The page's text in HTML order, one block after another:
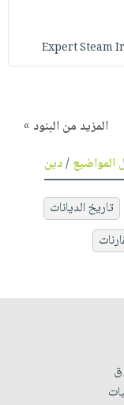
Expert Steam
المزيد من البنود »
المواضيع/دين
تاريخ الديانات